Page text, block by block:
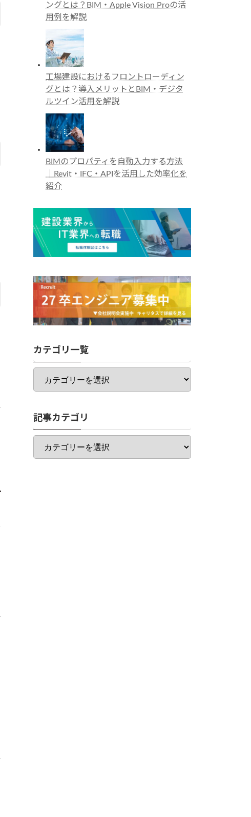
ングとは？BIM・Apple Vision Proの活
用例を解説
工場建設におけるフロントローディン
グとは？導入メリットとBIM・デジタ
ルツイン活用を解説
BIMのプロパティを自動入力する方法
｜Revit・IFC・APIを活用した効率化を
紹介
カテゴリ一覧
カ
ゴ
一
覧
記事カテゴリ
記
カ